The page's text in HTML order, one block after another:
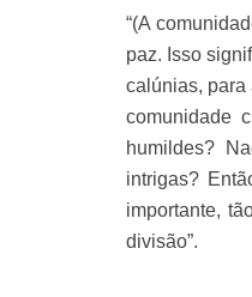
“(A
paz. Isso
calúnias, para
comunidade
humildes?
intrigas?
importante,
divisão”.